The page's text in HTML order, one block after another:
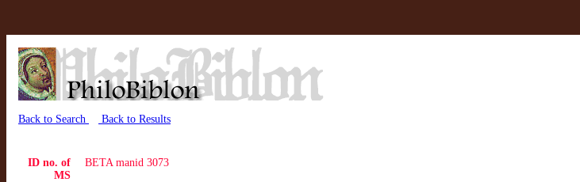
Back to Search Back to Results
ID no. of
MS
BETA manid 3073